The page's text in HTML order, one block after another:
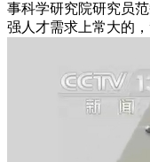
事科学研究院研究员
强人才需求上常大的，